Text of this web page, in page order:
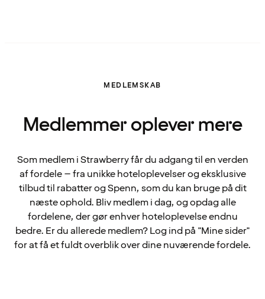
MEDLEMSKAB
Medlemmer oplever mere
Som medlem i Strawberry får du adgang til en verden
af fordele – fra unikke hoteloplevelser og eksklusive
tilbud til rabatter og Spenn, som du kan bruge på dit
næste ophold. Bliv medlem i dag, og opdag alle
fordelene, der gør enhver hoteloplevelse endnu
bedre. Er du allerede medlem? Log ind på "Mine sider"
for at få et fuldt overblik over dine nuværende fordele.